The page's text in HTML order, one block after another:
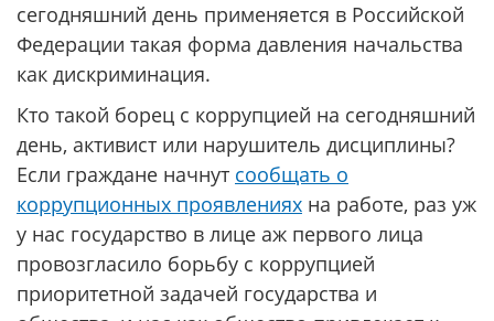
сегодняшний день применяется в Российской
Федерации такая форма давления начальства
как дискриминация.
Кто такой борец с коррупцией на сегодняшний
день, активист или нарушитель дисциплины?
Если граждане начнут сообщать о
коррупционных проявлениях на работе, раз уж
у нас государство в лице аж первого лица
провозгласило борьбу с коррупцией
приоритетной задачей государства и